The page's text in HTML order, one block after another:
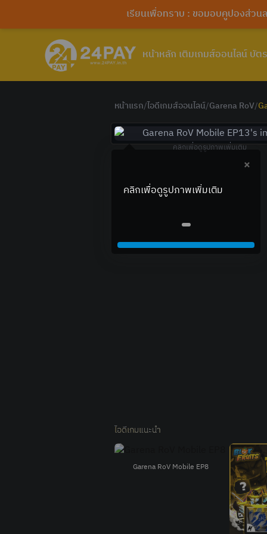
เรียนเพื่อทราบ : ขอมอบคูปองส่วน
หน้าหลัก เติมเกมส์ออนไลน์บัต
หน้าแรก/ไอดีเกมส์ออนไลน์/Garena RoV/
คลิกเพื่อดูรูปภาพเพิ่มเติม
ไอดีเกมแนะนำ
×